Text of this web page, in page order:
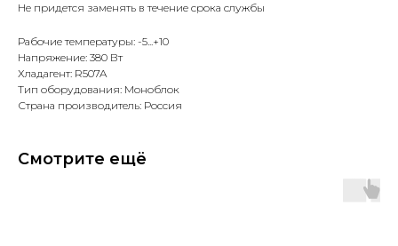
Не придется заменять в течение срока службы
Рабочие температуры: -5...+10
Напряжение: 380 Вт
Хладагент: R507A
Тип оборудования: Моноблок
Страна производитель: Россия
Смотрите ещё